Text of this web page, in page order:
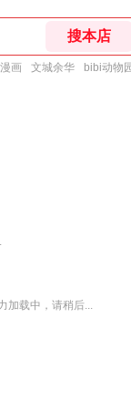
画 文城余华 bibi动物
加载中，请稍后...